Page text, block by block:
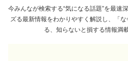
今みんなが検索する“気になる話題”を最速
ズる最新情報をわかりやすく解説し、「
る、知らないと損する情報満